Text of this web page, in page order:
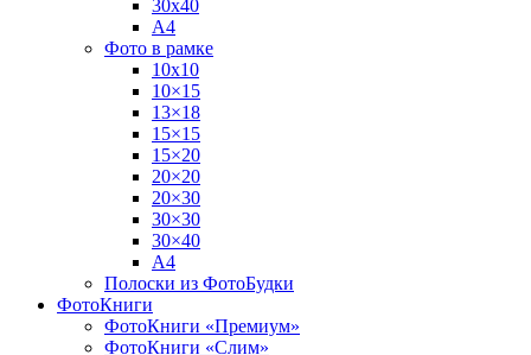
30х40
А4
Фото в рамке
10х10
10×15
13×18
15×15
15×20
20×20
20×30
30×30
30×40
A4
Полоски из ФотоБудки
ФотоКниги
ФотоКниги «Премиум»
ФотоКниги «Слим»